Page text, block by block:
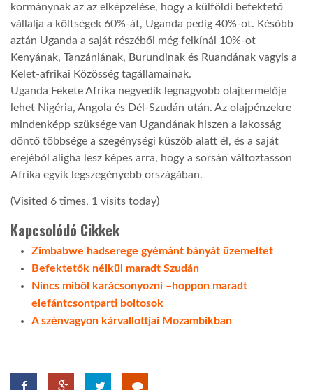
AFRIKA TUDÁSTÁR
LINKTR.EE
GLOBOZSARU
LATIMO.HU
GLOBOBOOK
kormánynak az az elképzelése, hogy a külföldi befektető
vállalja a költségek 60%-át, Uganda pedig 40%-ot. Később
aztán Uganda a saját részéből még felkínál 10%-ot
Kenyának, Tanzániának, Burundinak és Ruandának vagyis a
Kelet-afrikai Közösség tagállamainak.
Uganda Fekete Afrika negyedik legnagyobb olajtermelője
lehet Nigéria, Angola és Dél-Szudán után. Az olajpénzekre
mindenképp szüksége van Ugandának hiszen a lakosság
döntő többsége a szegénységi küszöb alatt él, és a saját
erejéből aligha lesz képes arra, hogy a sorsán változtasson
Afrika egyik legszegényebb országában.
(Visited 6 times, 1 visits today)
Kapcsolódó Cikkek
Zimbabwe hadserege gyémánt bányát üzemeltet
Befektetők nélkül maradt Szudán
Nincs miből karácsonyozni –hoppon maradt
elefántcsontparti boltosok
A szénvagyon kárvallottjai Mozambikban